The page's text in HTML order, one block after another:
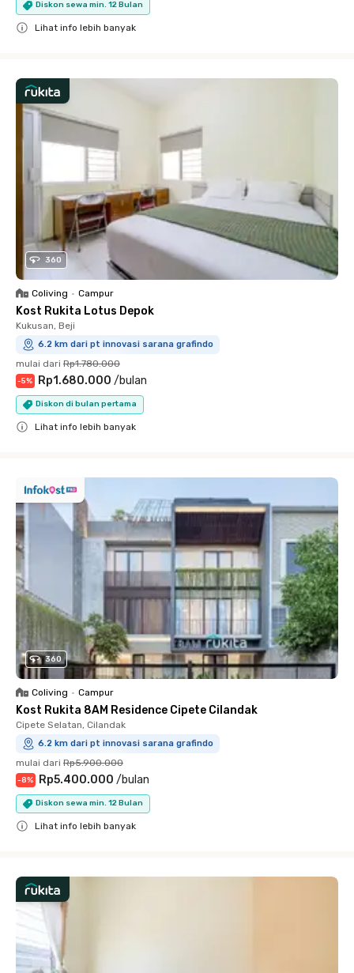
Diskon sewa min. 12 Bulan
Lihat info lebih banyak
360
Coliving • Campur
Kost Rukita Lotus Depok
Kukusan, Beji
6.2 km dari pt innovasi sarana grafindo
mulai dari Rp1.780.000
-5% Rp1.680.000 /bulan
Diskon di bulan pertama
Lihat info lebih banyak
360
Coliving • Campur
Kost Rukita 8AM Residence Cipete Cilandak
Cipete Selatan, Cilandak
6.2 km dari pt innovasi sarana grafindo
mulai dari Rp5.900.000
-8% Rp5.400.000 /bulan
Diskon sewa min. 12 Bulan
Lihat info lebih banyak